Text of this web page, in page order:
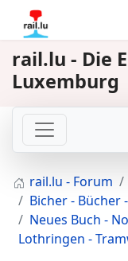
rail.lu - Die
Luxemburg
rail.lu - Forum
Bicher - Bücher
Neues Buch -
Lothringen -